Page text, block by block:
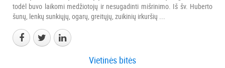
todėl buvo laikomi medžiotojų ir nesugadinti mišrinimo. Iš šv. Huberto
šunų, lenkų sunkiųjų, ogarų, greitųjų, zuikinių irkuršių ...
Vietinės bitės